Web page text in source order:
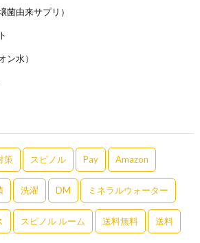
菌由来サプリ）
ン水）
策 スピノル Pay Amazon
洗濯 DM ミネラルウォーター
スピノル ルーム 送料無料 送料